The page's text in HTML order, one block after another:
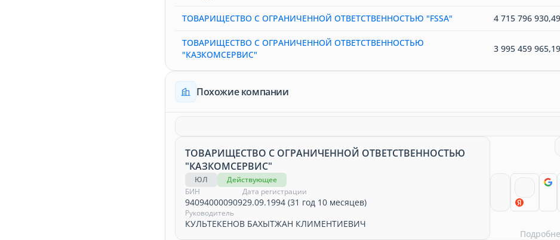
ТОВАРИЩЕСТВО С ОГРАНИЧЕННОЙ ОТВЕТСТВЕННОСТЬЮ "FSSA" 4 715 796
ТОВАРИЩЕСТВО С ОГРАНИЧЕННОЙ ОТВЕТСТВЕННОСТЬЮ
"КАЗКОМСЕРВИС"
3 995 459
Похожие компании
ТОВАРИЩЕСТВО С ОГРАНИЧЕННОЙ ОТВЕТСТВЕННОСТЬЮ
"КАЗКОМСЕРВИС"
ЮЛ
Действующее
БИН
940940000909
Дата регистрации
29.09.1994 (31 год 10 месяцев)
Руководитель
КУЛЬТЕКЕНОВ БАХЫТЖАН КЛИМЕНТИЕВИЧ